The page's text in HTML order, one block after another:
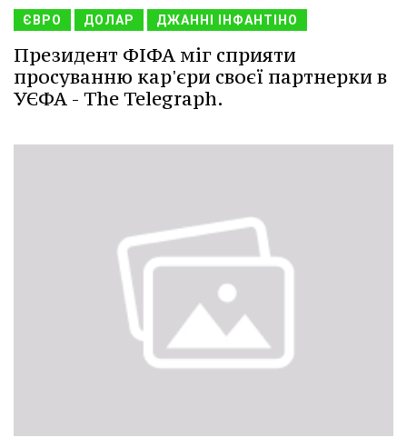
ЄВРО ДОЛАР ДЖАННІ ІНФАНТІНО
Президент ФІФА міг сприяти
просуванню кар'єри своєї партнерки в
УЄФА - The Telegraph.